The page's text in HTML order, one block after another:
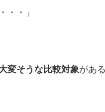
・・」
変そうな比較対象があ